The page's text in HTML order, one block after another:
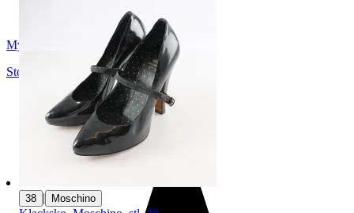
Myrorna
Stockholm
Sverige
38 | Moschino